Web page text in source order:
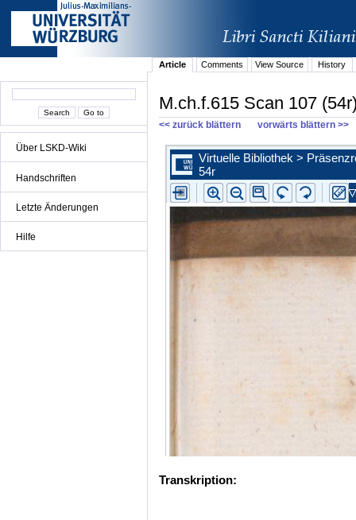
Über LSKD-Wiki
Handschriften
Letzte Änderungen
Hilfe
Article Comments View Source History
M.ch.f.615 Scan 107
<< zurück blättern vorwärts blättern >>
Transkription: